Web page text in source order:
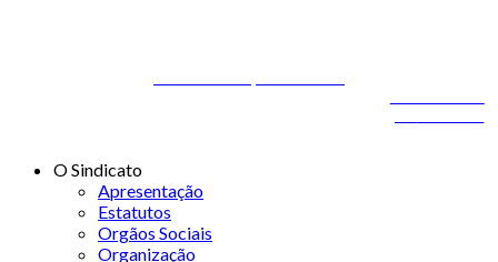
O Sindicato
Apresentação
Estatutos
Orgãos Sociais
Organização